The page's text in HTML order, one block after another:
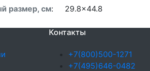
размер, см: 29.8x44.8
Контакты
+7(800)500-1271
+7(495)646-0482